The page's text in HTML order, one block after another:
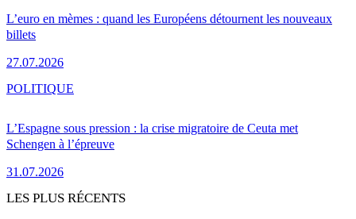
L’euro en mèmes : quand les Européens détournent les nouveaux
billets
27.07.2026
L’Espagne sous pression : la crise migratoire de Ceuta met
Schengen à l’épreuve
31.07.2026
POLITIQUE
LES PLUS RÉCENTS